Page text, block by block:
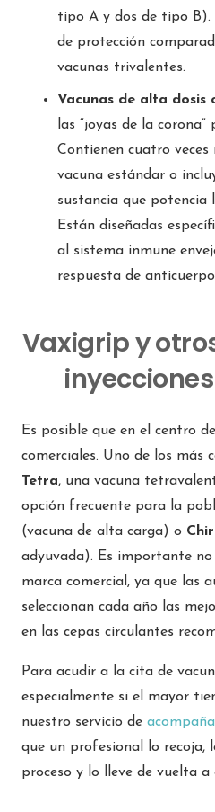
tipo A y dos de tipo B).
de protección
vacunas trivalentes.
Vacunas de alta dosis
las “joyas de la
Contienen cuatro
vacuna estándar o
sustancia que potencia
Están diseñadas
al sistema inmune
respuesta de
Vaxigrip y
Es posible que en el centro
comerciales. Uno de los más
Tetra, una vacuna
opción frecuente para la
(vacuna de alta carga) o
adyuvada). Es importante no
marca comercial, ya que las
seleccionan cada año las
en las cepas circulantes
Para acudir a la cita de
especialmente si el mayor
nuestro servicio de
que un profesional lo recoja,
proceso y lo lleve de vuelta